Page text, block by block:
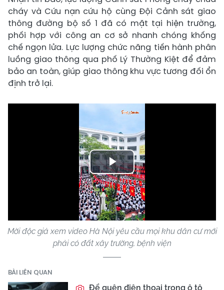
cháy và Cứu nạn cứu hộ cùng Đội Cảnh sát giao
thông đường bộ số 1 đã có mặt tại hiện trường,
phối hợp với công an cơ sở nhanh chóng khống
chế ngọn lửa. Lực lượng chức năng tiến hành phân
luồng giao thông qua phố Lý Thường Kiệt để đảm
bảo an toàn, giúp giao thông khu vực tương đối ổn
định trở lại.
Play
Video
Mời độc giả xem video Hà Nội yêu cầu mọi khu dân cư mới
phải có đất xây trường, bệnh viện
BÀI LIÊN QUAN
Để quên điện thoại trong ô tô